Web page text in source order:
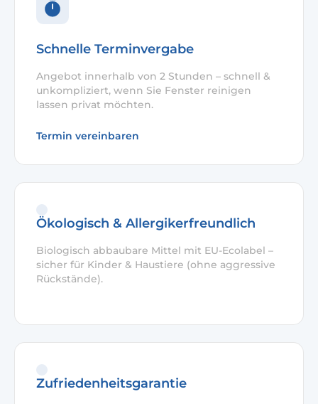
Schnelle Terminvergabe
Angebot innerhalb von 2 Stunden – schnell &
unkompliziert, wenn Sie Fenster reinigen
lassen privat möchten.
Termin vereinbaren
Ökologisch & Allergikerfreundlich
Biologisch abbaubare Mittel mit EU-Ecolabel –
sicher für Kinder & Haustiere (ohne aggressive
Rückstände).
Zufriedenheitsgarantie